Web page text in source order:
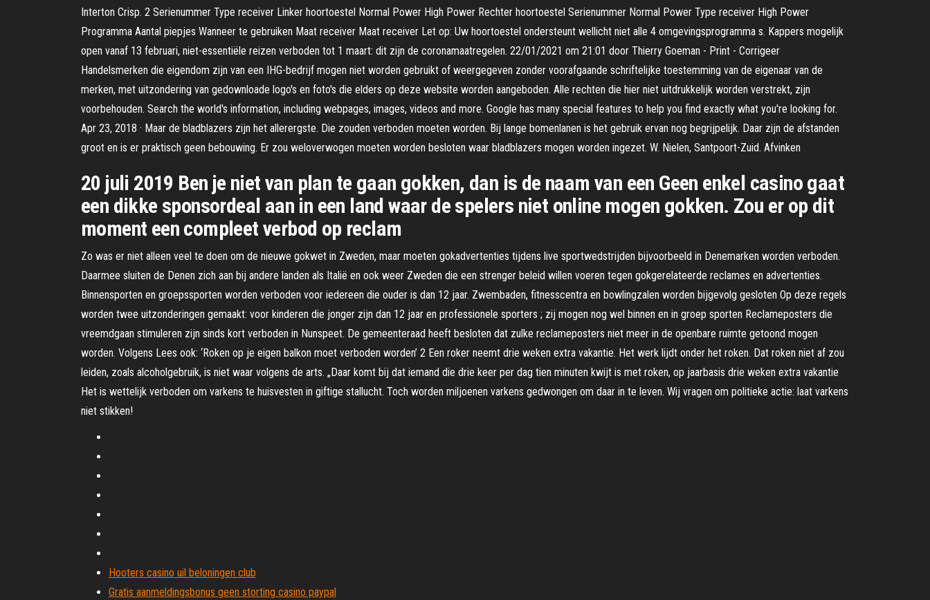
Interton Crisp. 2 Serienummer Type receiver Linker hoortoestel Normal Power High Power Rechter hoortoestel Serienummer Normal Power Type receiver High Power
Programma Aantal piepjes Wanneer te gebruiken Maat receiver Maat receiver Let op: Uw hoortoestel ondersteunt wellicht niet alle 4 omgevingsprogramma s. Kappers mogelijk
open vanaf 13 februari, niet-essentiële reizen verboden tot 1 maart: dit zijn de coronamaatregelen. 22/01/2021 om 21:01 door Thierry Goeman - Print - Corrigeer
Handelsmerken die eigendom zijn van een IHG-bedrijf mogen niet worden gebruikt of weergegeven zonder voorafgaande schriftelijke toestemming van de eigenaar van de
merken, met uitzondering van gedownloade logo's en foto's die elders op deze website worden aangeboden. Alle rechten die hier niet uitdrukkelijk worden verstrekt, zijn
voorbehouden. Search the world's information, including webpages, images, videos and more. Google has many special features to help you find exactly what you're looking for.
Apr 23, 2018 · Maar de bladblazers zijn het allerergste. Die zouden verboden moeten worden. Bij lange bomenlanen is het gebruik ervan nog begrijpelijk. Daar zijn de afstanden
groot en is er praktisch geen bebouwing. Er zou weloverwogen moeten worden besloten waar bladblazers mogen worden ingezet. W. Nielen, Santpoort-Zuid. Afvinken
20 juli 2019 Ben je niet van plan te gaan gokken, dan is de naam van een Geen enkel casino gaat
een dikke sponsordeal aan in een land waar de spelers niet online mogen gokken. Zou er op dit
moment een compleet verbod op reclam
Zo was er niet alleen veel te doen om de nieuwe gokwet in Zweden, maar moeten gokadvertenties tijdens live sportwedstrijden bijvoorbeeld in Denemarken worden verboden.
Daarmee sluiten de Denen zich aan bij andere landen als Italië en ook weer Zweden die een strenger beleid willen voeren tegen gokgerelateerde reclames en advertenties.
Binnensporten en groepssporten worden verboden voor iedereen die ouder is dan 12 jaar. Zwembaden, fitnesscentra en bowlingzalen worden bijgevolg gesloten Op deze regels
worden twee uitzonderingen gemaakt: voor kinderen die jonger zijn dan 12 jaar en professionele sporters ; zij mogen nog wel binnen en in groep sporten Reclameposters die
vreemdgaan stimuleren zijn sinds kort verboden in Nunspeet. De gemeenteraad heeft besloten dat zulke reclameposters niet meer in de openbare ruimte getoond mogen
worden. Volgens Lees ook: ‘Roken op je eigen balkon moet verboden worden’ 2 Een roker neemt drie weken extra vakantie. Het werk lijdt onder het roken. Dat roken niet af zou
leiden, zoals alcoholgebruik, is niet waar volgens de arts. „Daar komt bij dat iemand die drie keer per dag tien minuten kwijt is met roken, op jaarbasis drie weken extra vakantie
Het is wettelijk verboden om varkens te huisvesten in giftige stallucht. Toch worden miljoenen varkens gedwongen om daar in te leven. Wij vragen om politieke actie: laat varkens
niet stikken!
Hooters casino uil beloningen club
Gratis aanmeldingsbonus geen storting casino paypal